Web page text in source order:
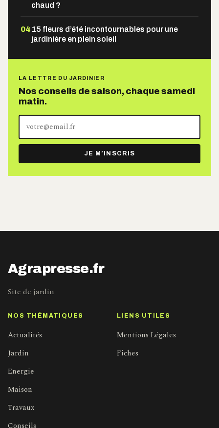
chaud ?
04 15 fleurs d’été incontournables pour une
jardinière en plein soleil
LA LETTRE DU JARDINIER
Nos conseils de saison, chaque samedi
matin.
Votre
adresse
e-
mail
JE M’INSCRIS
Agrapresse.fr
Site de jardin
NOS THÉMATIQUES
Actualités
Jardin
Energie
Maison
Travaux
Conseils
LIENS UTILES
Mentions Légales
Fiches